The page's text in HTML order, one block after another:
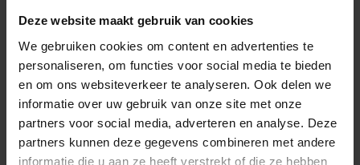
Deze website maakt gebruik van cookies
We gebruiken cookies om content en advertenties te
personaliseren, om functies voor social media te bieden
en om ons websiteverkeer te analyseren. Ook delen we
informatie over uw gebruik van onze site met onze
partners voor social media, adverteren en analyse. Deze
partners kunnen deze gegevens combineren met andere
informatie die u aan ze heeft verstrekt of die ze hebben
De prijs van nieuwe sloten hangt af van verschillende
factoren: het tarief van je slotenmaker, het aantal sloten
dat je wil vervangen en het soort sloten dat je wil. Het is
bovendien niet altijd nodig om het volledige slot te
vervangen. In de meeste gevallen is het voldoende om enkel
een nieuw cilinder te plaatsen. In deze tabel vind je enkele
prijsindicaties voor de verschillende mogelijkheden inclusief